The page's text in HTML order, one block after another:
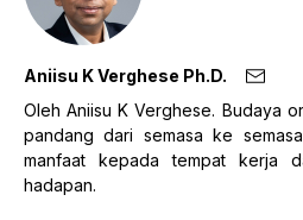
Aniisu K Verghese Ph.D.
Oleh Aniisu K Verghese. Budaya
pandang dari semasa ke
manfaat kepada tempat kerja
hadapan.